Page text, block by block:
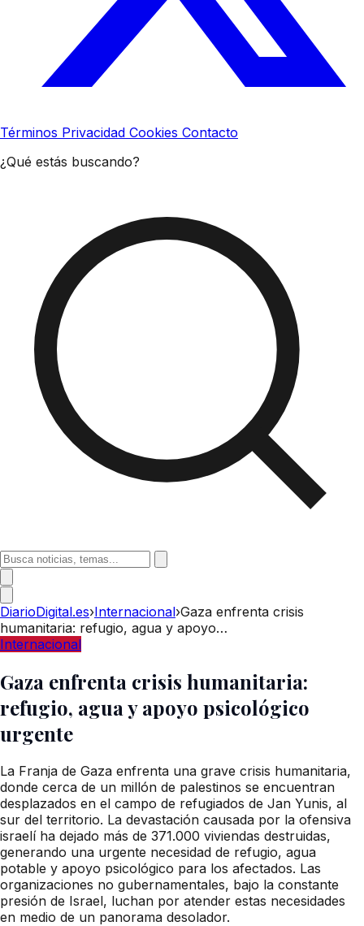
Términos Privacidad Cookies Contacto
¿Qué estás buscando?
DiarioDigital.es›Internacional›Gaza enfrenta crisis
humanitaria: refugio, agua y apoyo…
Internacional
Gaza enfrenta crisis humanitaria:
refugio, agua y apoyo psicológico
urgente
La Franja de Gaza enfrenta una grave crisis humanitaria,
donde cerca de un millón de palestinos se encuentran
desplazados en el campo de refugiados de Jan Yunis, al
sur del territorio. La devastación causada por la ofensiva
israelí ha dejado más de 371.000 viviendas destruidas,
generando una urgente necesidad de refugio, agua
potable y apoyo psicológico para los afectados. Las
organizaciones no gubernamentales, bajo la constante
presión de Israel, luchan por atender estas necesidades
en medio de un panorama desolador.